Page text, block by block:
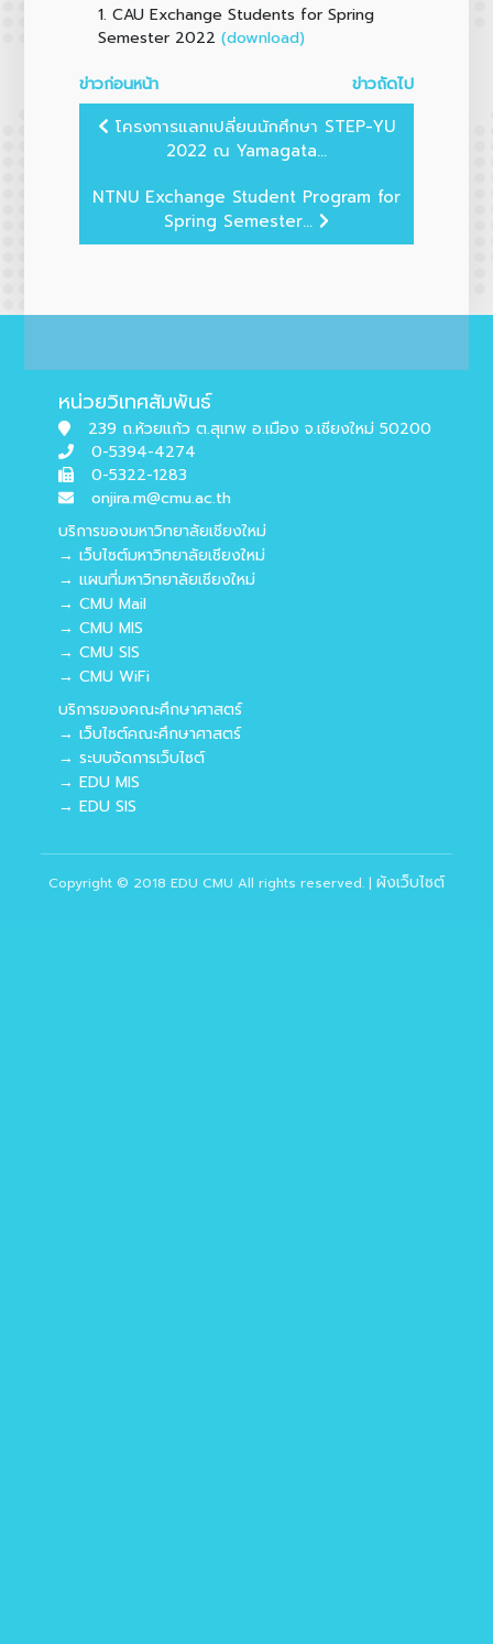
1. CAU Exchange Students for Spring
Semester 2022 (download)
ข่าวก่อนหน้า
ข่าวถัดไป
โครงการแลกเปลี่ยนนักศึกษา STEP-YU
2022 ณ Yamagata...
NTNU Exchange Student Program for
Spring Semester...
หน่วยวิเทศสัมพันธ์
239 ถ.ห้วยแก้ว ต.สุเทพ อ.เมือง จ.เชียงใหม่ 50200
0-5394-4274
0-5322-1283
onjira.m@cmu.ac.th
บริการของมหาวิทยาลัยเชียงใหม่
→ เว็บไซต์มหาวิทยาลัยเชียงใหม่
→ แผนที่มหาวิทยาลัยเชียงใหม่
→ CMU Mail
→ CMU MIS
→ CMU SIS
→ CMU WiFi
บริการของคณะศึกษาศาสตร์
→ เว็บไซต์คณะศึกษาศาสตร์
→ ระบบจัดการเว็บไซต์
→ EDU MIS
→ EDU SIS
Copyright © 2018 EDU CMU All rights reserved. | ผังเว็บไซต์